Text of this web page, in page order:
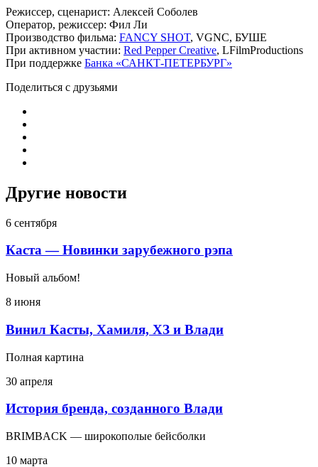
Режиссер, сценарист: Алексей Соболев
Оператор, режиссер: Фил Ли
Производство фильма: FANCY SHOT, VGNC, БУШЕ
При активном участии: Red Pepper Creative, LFilmProductions
При поддержке Банка «САНКТ-ПЕТЕРБУРГ»
Поделиться с друзьями
Другие новости
6 сентября
Каста — Новинки зарубежного рэпа
Новый альбом!
8 июня
Винил Касты, Хамиля, ХЗ и Влади
Полная картина
30 апреля
История бренда, созданного Влади
BRIMBACK — широкополые бейсболки
10 марта